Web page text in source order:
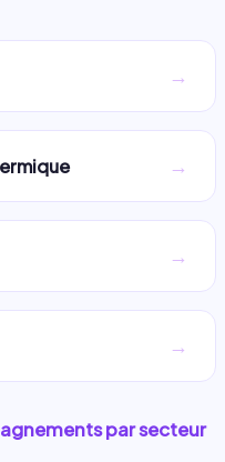
→
→
→
→
par secteur